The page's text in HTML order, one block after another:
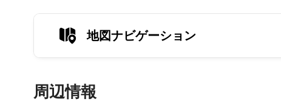
地図ナビゲーション
周辺情報